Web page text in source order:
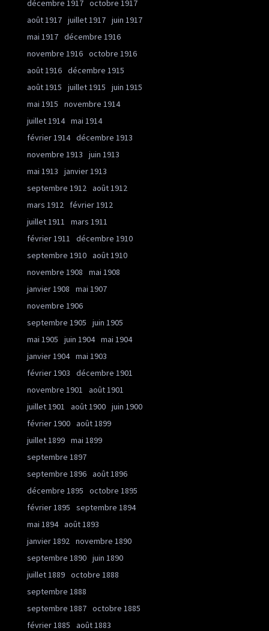
décembre 1917 octobre 1917
août 1917 juillet 1917 juin 1917
mai 1917 décembre 1916
novembre 1916 octobre 1916
août 1916 décembre 1915
août 1915
juillet 1915
juin 1915
mai 1915
novembre 1914
juillet 1914 mai 1914
février 1914 décembre 1913
novembre 1913
juin 1913
mai 1913
janvier 1913
septembre 1912 août 1912
mars 1912
février 1912
juillet 1911
mars 1911
février 1911
décembre 1910
septembre 1910 août 1910
novembre 1908
mai 1908
janvier 1908
mai 1907
novembre 1906
septembre 1905
juin 1905
mai 1905
juin 1904 mai 1904
janvier 1904 mai 1903
février 1903
décembre 1901
novembre 1901
août 1901
juillet 1901
août 1900 juin 1900
février 1900 août 1899
juillet 1899 mai 1899
septembre 1897
septembre 1896 août 1896
décembre 1895
octobre 1895
février 1895
septembre 1894
mai 1894 août 1893
janvier 1892 novembre 1890
septembre 1890 juin 1890
juillet 1889 octobre 1888
septembre 1888
septembre 1887 octobre 1885
février 1885
août 1883